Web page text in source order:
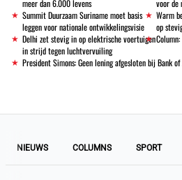
meer dan 6.000 levens
voor de
Summit Duurzaam Suriname moet basis
leggen voor nationale ontwikkelingsvisie
Warm
op
Delhi zet stevig in op elektrische voertuigen
in strijd tegen luchtvervuiling
President Simons: Geen lening afgesloten bij Bank
NIEUWS COLUMNS SPORT